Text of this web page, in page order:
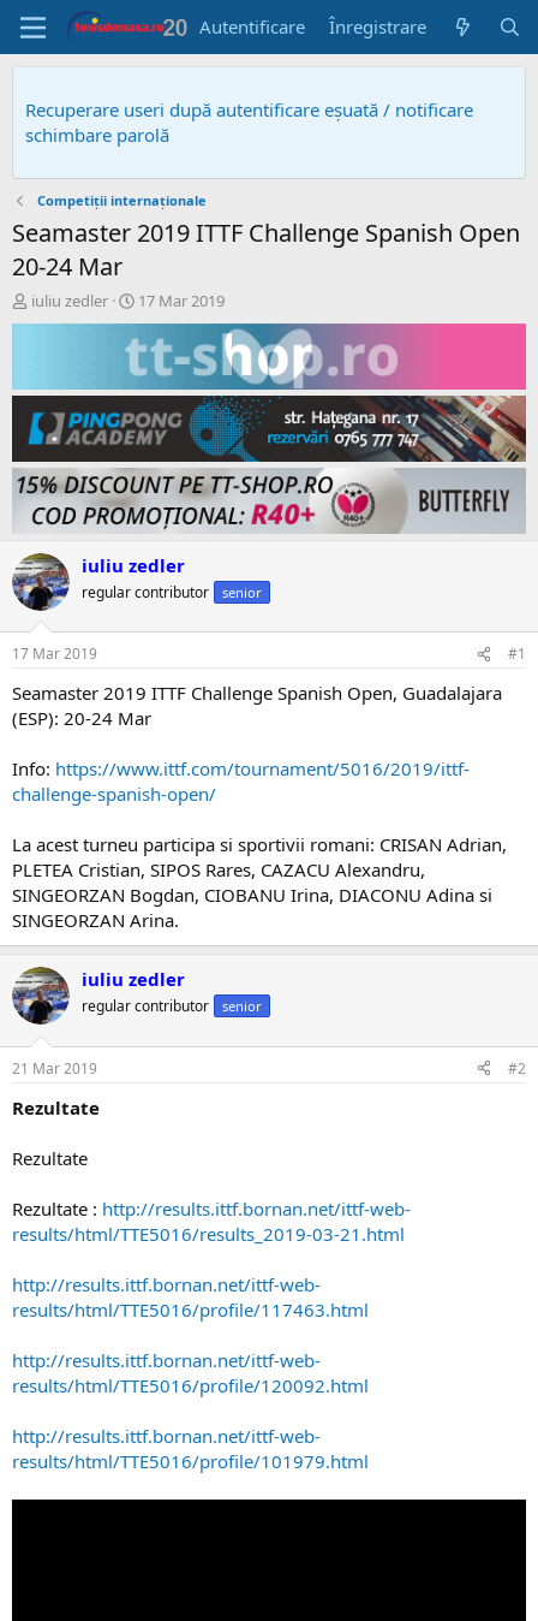
Autentificare Înregistrare
Recuperare useri după autentificare eșuată / notificare
schimbare parolă
Competiții internaționale
Seamaster 2019 ITTF Challenge Spanish Open
20-24 Mar
A
u
r
s
u
b
i
e
c
t
iuliu zedler
D
a
t
ă
c
r
e
a
r
e
17 Mar 2019
iuliu zedler
regular contributor senior
17 Mar 2019 #1
Seamaster 2019 ITTF Challenge Spanish Open, Guadalajara
(ESP): 20-24 Mar
Info: https://www.ittf.com/tournament/5016/2019/ittf-
challenge-spanish-open/
La acest turneu participa si sportivii romani: CRISAN Adrian,
PLETEA Cristian, SIPOS Rares, CAZACU Alexandru,
SINGEORZAN Bogdan, CIOBANU Irina, DIACONU Adina si
SINGEORZAN Arina.
iuliu zedler
regular contributor senior
21 Mar 2019 #2
Rezultate
Rezultate
Rezultate : http://results.ittf.bornan.net/ittf-web-
results/html/TTE5016/results_2019-03-21.html
http://results.ittf.bornan.net/ittf-web-
results/html/TTE5016/profile/117463.html
http://results.ittf.bornan.net/ittf-web-
results/html/TTE5016/profile/120092.html
http://results.ittf.bornan.net/ittf-web-
results/html/TTE5016/profile/101979.html